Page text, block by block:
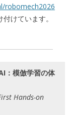
robomech2026
けています。
模倣学習の体
Hands-on